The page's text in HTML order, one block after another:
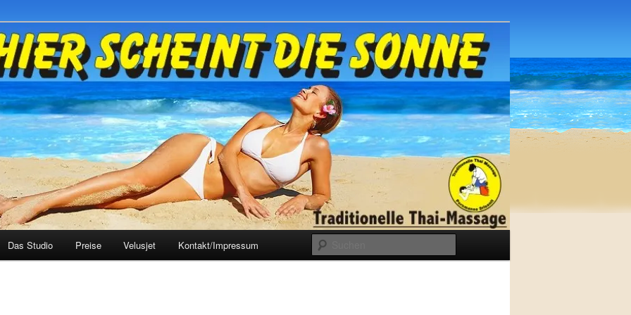
Das Studio Preise Velusjet Kontakt/Impressum